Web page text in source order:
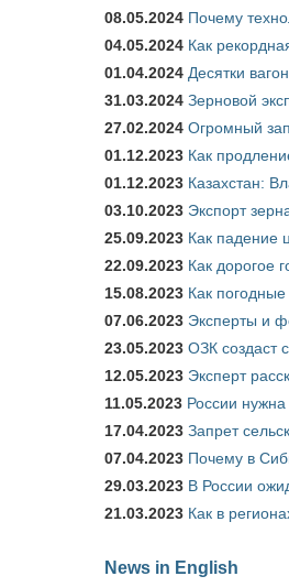
08.05.2024 Почему
04.05.2024 Как
01.04.2024 Десятки
31.03.2024 Зерновой
27.02.2024 Огромный
01.12.2023 Как
01.12.2023 Казахстан:
03.10.2023 Экспорт
25.09.2023 Как падение
22.09.2023 Как дорогое
15.08.2023 Как
07.06.2023 Эксперты и
23.05.2023 ОЗК создаст
12.05.2023 Эксперт
11.05.2023 России
17.04.2023 Запрет
07.04.2023 Почему в
29.03.2023 В России
21.03.2023 Как в
News in English